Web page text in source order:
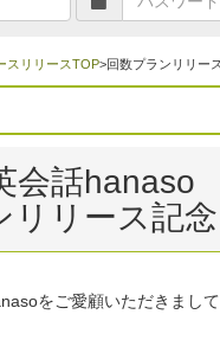
スリリースTOP>回数プランリリー
会話hanaso
リリース記
をご愛顧いただきまし